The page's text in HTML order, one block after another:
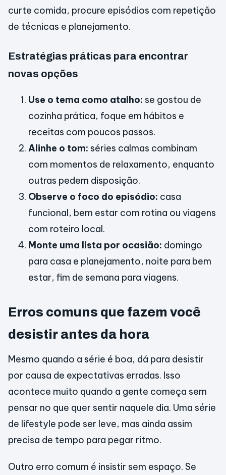
curte comida, procure episódios com repetição
de técnicas e planejamento.
Estratégias práticas para encontrar
novas opções
Use o tema como atalho: se gostou de
cozinha prática, foque em hábitos e
receitas com poucos passos.
Alinhe o tom: séries calmas combinam
com momentos de relaxamento, enquanto
outras pedem disposição.
Observe o foco do episódio: casa
funcional, bem estar com rotina ou viagens
com roteiro local.
Monte uma lista por ocasião: domingo
para casa e planejamento, noite para bem
estar, fim de semana para viagens.
Erros comuns que fazem você
desistir antes da hora
Mesmo quando a série é boa, dá para desistir
por causa de expectativas erradas. Isso
acontece muito quando a gente começa sem
pensar no que quer sentir naquele dia. Uma série
de lifestyle pode ser leve, mas ainda assim
precisa de tempo para pegar ritmo.
Outro erro comum é insistir sem espaço. Se